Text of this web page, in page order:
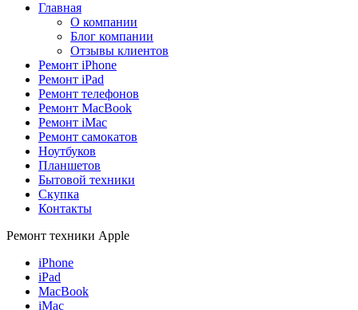
Главная
О компании
Блог компании
Отзывы клиентов
Ремонт iPhone
Ремонт iPad
Ремонт телефонов
Ремонт MacBook
Ремонт iMac
Ремонт самокатов
Ноутбуков
Планшетов
Бытовой техники
Скупка
Контакты
Ремонт техники Apple
iPhone
iPad
MacBook
iMac